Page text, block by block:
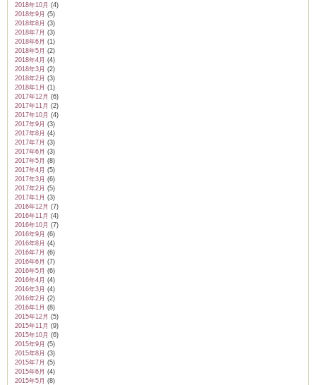
2018年10月 (4)
2018年9月 (5)
2018年8月 (3)
2018年7月 (3)
2018年6月 (1)
2018年5月 (2)
2018年4月 (4)
2018年3月 (2)
2018年2月 (3)
2018年1月 (1)
2017年12月 (6)
2017年11月 (2)
2017年10月 (4)
2017年9月 (3)
2017年8月 (4)
2017年7月 (3)
2017年6月 (3)
2017年5月 (8)
2017年4月 (5)
2017年3月 (6)
2017年2月 (5)
2017年1月 (3)
2016年12月 (7)
2016年11月 (4)
2016年10月 (7)
2016年9月 (6)
2016年8月 (4)
2016年7月 (6)
2016年6月 (7)
2016年5月 (6)
2016年4月 (4)
2016年3月 (4)
2016年2月 (2)
2016年1月 (8)
2015年12月 (5)
2015年11月 (9)
2015年10月 (6)
2015年9月 (5)
2015年8月 (3)
2015年7月 (5)
2015年6月 (4)
2015年5月 (8)